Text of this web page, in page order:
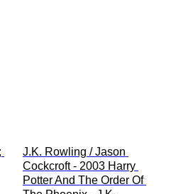
J.K. Rowling / Jason
Cockcroft - 2003 Harry
Potter And The Order Of